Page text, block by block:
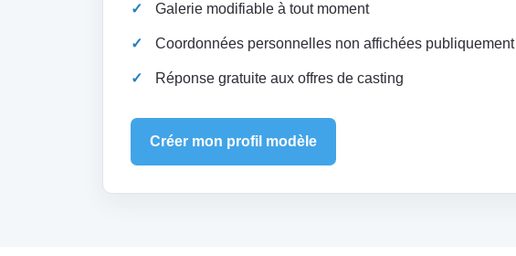
Galerie modifiable à tout moment
Coordonnées personnelles non affichées publiquement
Réponse gratuite aux offres de casting
Créer mon profil modèle